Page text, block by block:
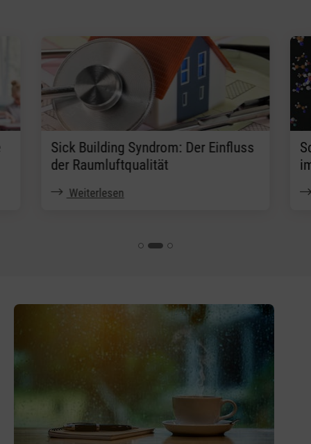
Sick Building Syndrom: Der Einfluss
der Raumluftqualität
Weiterlesen